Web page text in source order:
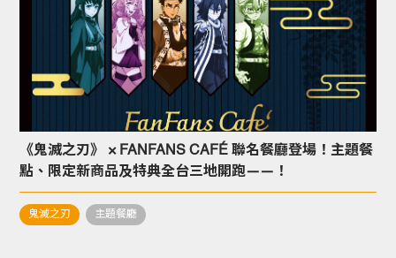
《鬼滅之刃》 × FANFANS CAFÉ 聯名餐廳登場！主題餐
點、限定新商品及特典全台三地開跑——！
鬼滅之刃 主題餐廳